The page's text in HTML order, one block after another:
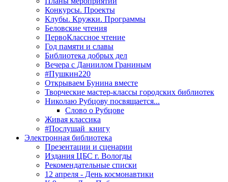
Конкурсы. Проекты
Клубы. Кружки. Программы
Беловские чтения
ПервоКлассное чтение
Год памяти и славы
Библиотека добрых дел
Вечера с Даниилом Граниным
#Пушкин220
Открываем Бунина вместе
Творческие мастер-классы городских библиотек
Николаю Рубцову посвящается...
Слово о Рубцове
Живая классика
#Послушай_книгу
Электронная библиотека
Презентации и сценарии
Издания ЦБС г. Вологды
Рекомендательные списки
12 апреля - День космонавтики